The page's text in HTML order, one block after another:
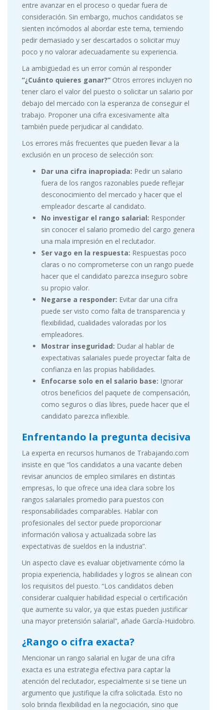
entre avanzar en el proceso o quedar fuera de
consideración. Sin embargo, muchos candidatos se
sienten incómodos al abordar este tema, temiendo
pedir demasiado y ser descartados o solicitar muy
poco y no valorar adecuadamente su experiencia.
La ambigüedad es un error común al responder
“¿Cuánto quieres ganar?” Otros errores incluyen no
tener claro el valor del puesto o solicitar un salario por
debajo del mercado con la esperanza de conseguir el
trabajo. Proponer una cifra excesivamente alta
también puede perjudicar al candidato.
Los errores más frecuentes que pueden llevar a la
exclusión en un proceso de selección son:
Dar una cifra inapropiada: Pedir un salario
fuera de los rangos razonables puede reflejar
desconocimiento del mercado y hacer que el
empleador descarte al candidato.
No investigar el rango salarial: Responder
sin conocer el salario promedio del cargo genera
una mala impresión en el reclutador.
Ser vago en la respuesta: Respuestas poco
claras o no comprometerse con un rango puede
hacer que el candidato parezca inseguro sobre
su propio valor.
Negarse a responder: Evitar dar una cifra
puede ser visto como falta de transparencia y
flexibilidad, cualidades valoradas por los
empleadores.
Mostrar inseguridad: Dudar al hablar de
expectativas salariales puede proyectar falta de
confianza en las propias habilidades.
Enfocarse solo en el salario base: Ignorar
otros beneficios del paquete de compensación,
como seguros o días libres, puede hacer que el
candidato parezca inflexible.
Enfrentando la pregunta decisiva
La experta en recursos humanos de Trabajando.com
insiste en que “los candidatos a una vacante deben
revisar anuncios de empleo similares en distintas
empresas, lo que ofrece una idea clara sobre los
rangos salariales promedio para puestos con
responsabilidades comparables. Hablar con
profesionales del sector puede proporcionar
información valiosa y actualizada sobre las
expectativas de sueldos en la industria”.
Un aspecto clave es evaluar objetivamente cómo la
propia experiencia, habilidades y logros se alinean con
los requisitos del puesto. “Los candidatos deben
considerar cualquier habilidad especial o certificación
que aumente su valor, ya que estas pueden justificar
una mayor pretensión salarial”, añade García-Huidobro.
¿Rango o cifra exacta?
Mencionar un rango salarial en lugar de una cifra
exacta es una estrategia efectiva para captar la
atención del reclutador, especialmente si se tiene un
argumento que justifique la cifra solicitada. Esto no
solo brinda flexibilidad en la negociación, sino que